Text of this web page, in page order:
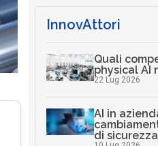
InnovAttori
Quali
physical AI
22 Lug 2026
AI in
di sicurezza